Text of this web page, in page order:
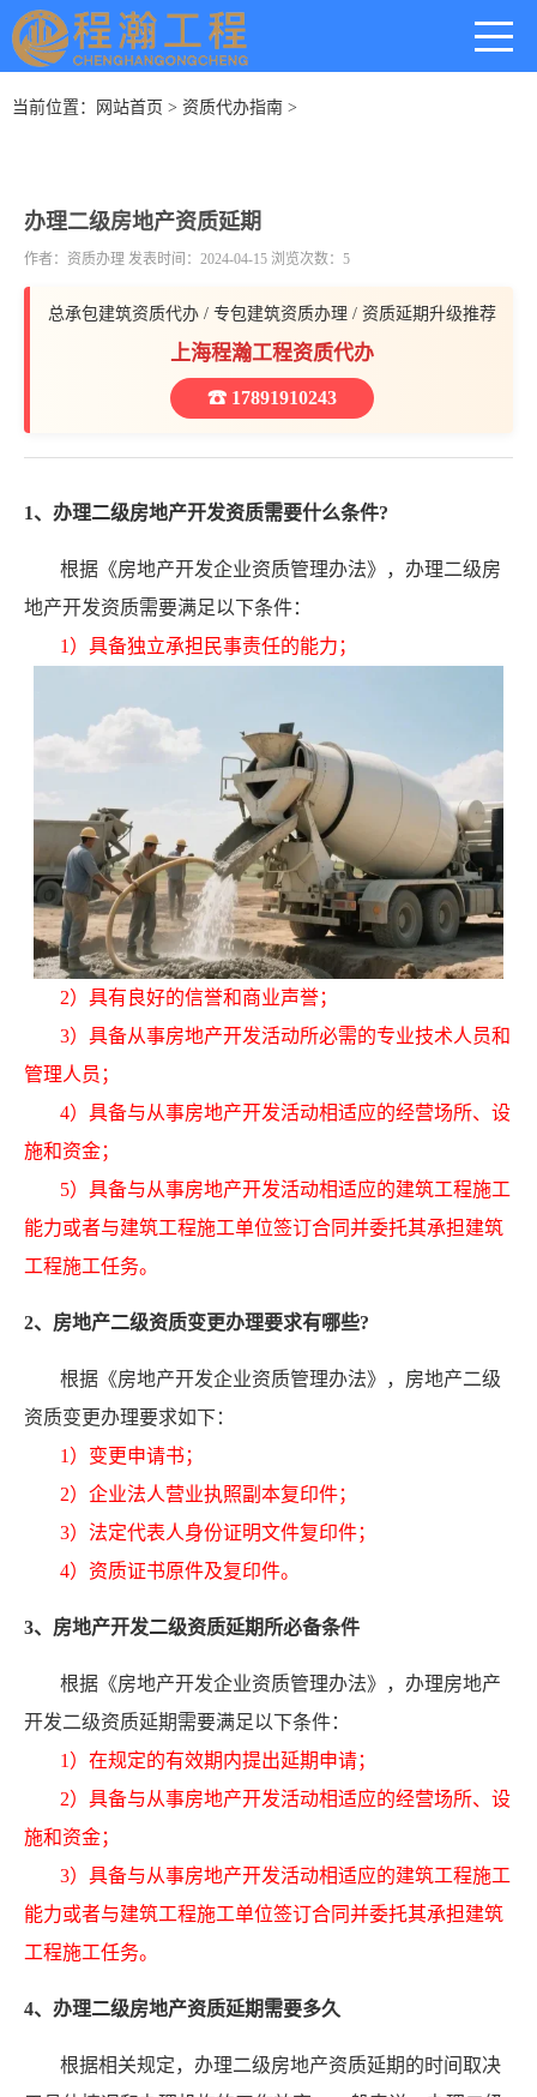
当前位置： 网站首页 > 资质代办指南 >
办理二级房地产资质延期
作者：资质办理 发表时间：2024-04-15 浏览次数：5
总承包建筑资质代办 / 专包建筑资质办理 / 资质延期升级推荐
上海程瀚工程资质代办
☎ 17891910243
1、办理二级房地产开发资质需要什么条件?
根据《房地产开发企业资质管理办法》，办理二级房
地产开发资质需要满足以下条件：
1）具备独立承担民事责任的能力；
2）具有良好的信誉和商业声誉；
3）具备从事房地产开发活动所必需的专业技术人员和
管理人员；
4）具备与从事房地产开发活动相适应的经营场所、设
施和资金；
5）具备与从事房地产开发活动相适应的建筑工程施工
能力或者与建筑工程施工单位签订合同并委托其承担建筑
工程施工任务。
2、房地产二级资质变更办理要求有哪些?
根据《房地产开发企业资质管理办法》，房地产二级
资质变更办理要求如下：
1）变更申请书；
2）企业法人营业执照副本复印件；
3）法定代表人身份证明文件复印件；
4）资质证书原件及复印件。
3、房地产开发二级资质延期所必备条件
根据《房地产开发企业资质管理办法》，办理房地产
开发二级资质延期需要满足以下条件：
1）在规定的有效期内提出延期申请；
2）具备与从事房地产开发活动相适应的经营场所、设
施和资金；
3）具备与从事房地产开发活动相适应的建筑工程施工
能力或者与建筑工程施工单位签订合同并委托其承担建筑
工程施工任务。
4、办理二级房地产资质延期需要多久
根据相关规定，办理二级房地产资质延期的时间取决